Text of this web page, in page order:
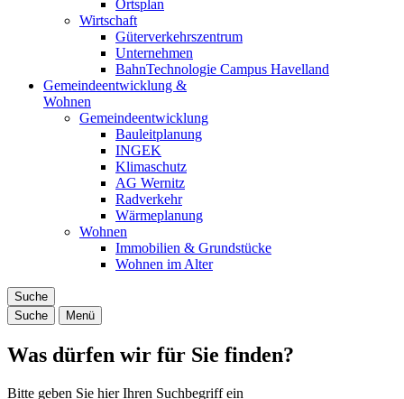
Ortsplan
Wirtschaft
Güterverkehrszentrum
Unternehmen
BahnTechnologie Campus Havelland
Gemeindeentwicklung &
Wohnen
Gemeindeentwicklung
Bauleitplanung
INGEK
Klimaschutz
AG Wernitz
Radverkehr
Wärmeplanung
Wohnen
Immobilien & Grundstücke
Wohnen im Alter
Suche
Suche
Menü
Was dürfen wir für Sie finden?
Bitte geben Sie hier Ihren Suchbegriff ein